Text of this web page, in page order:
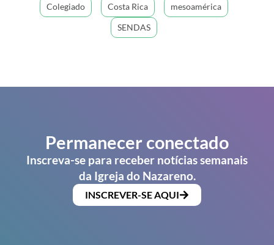
Colegiado Costa Rica
mesoamérica
SENDAS
Permanecer conectado
Inscreva-se para receber notícias semanais
da Igreja do Nazareno.
INSCREVER-SE AQUI